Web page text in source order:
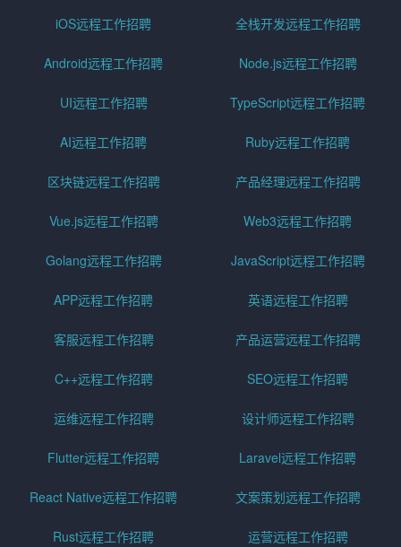
iOS远程工作招聘 全栈开发远程工作招聘
Android远程工作招聘 Node.js远程工作招聘
UI远程工作招聘 TypeScript远程工作招聘
AI远程工作招聘 Ruby远程工作招聘
区块链远程工作招聘 产品经理远程工作招聘
Vue.js远程工作招聘 Web3远程工作招聘
Golang远程工作招聘 JavaScript远程工作招聘
APP远程工作招聘 英语远程工作招聘
客服远程工作招聘 产品运营远程工作招聘
C++远程工作招聘 SEO远程工作招聘
运维远程工作招聘 设计师远程工作招聘
Flutter远程工作招聘 Laravel远程工作招聘
React Native远程工作招聘 文案策划远程工作招聘
Rust远程工作招聘 运营远程工作招聘